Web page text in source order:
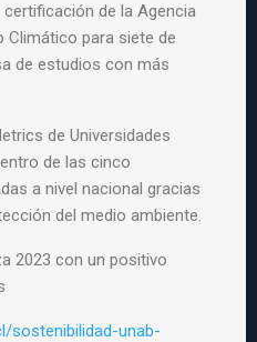
de la Agencia
Climático para siete de
de estudios con más
de Universidades
de las cinco
a nivel nacional gracias
del medio ambiente.
2023 con un positivo
sostenibilidad-unab-